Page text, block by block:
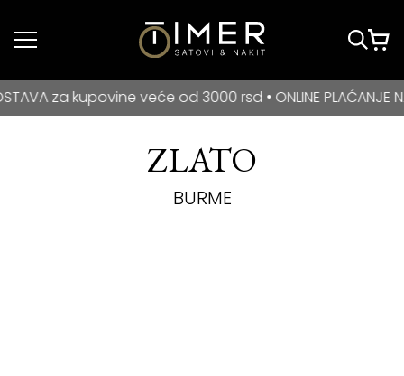
Idi do glavnog
BESPLATNA DOSTAVA za kupovine veće od 3000 rsd •
za kupovine veće od 3000 rsd • ONLINE PLAĆANJE NA
ZLATO
BURME